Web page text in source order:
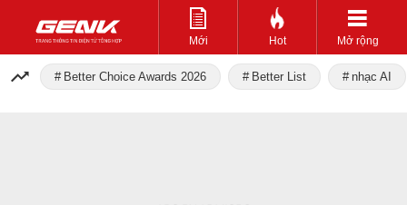
Mới Hot Mở rộng
Better Choice Awards 2026 Better List nhạc AI